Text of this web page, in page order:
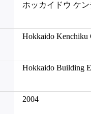
ホッカイドウ ケ
Hokkaido Kenchiku
Hokkaido Building
2004